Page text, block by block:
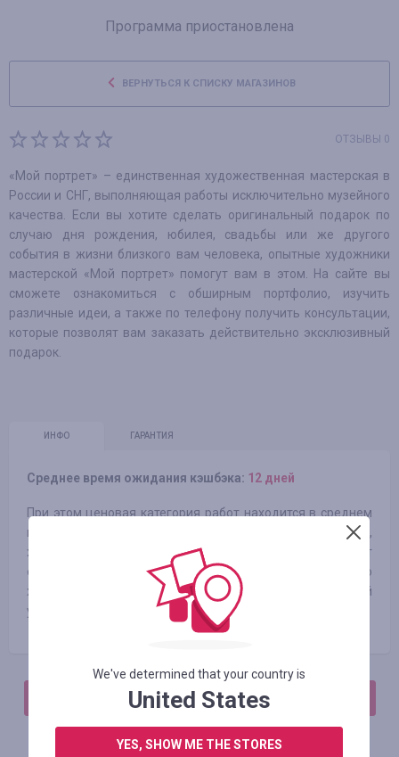
Программа приостановлена
ВЕРНУТЬСЯ К СПИСКУ МАГАЗИНОВ
ОТЗЫВЫ 0
«Мой портрет» – единственная художественная мастерская в
России и СНГ, выполняющая работы исключительно музейного
качества. Если вы хотите сделать оригинальный подарок по
случаю дня рождения, юбилея, свадьбы или же другого
события в жизни близкого вам человека, опытные художники
мастерской «Мой портрет» помогут вам в этом. На сайте вы
сможете ознакомиться с обширным портфолио, изучить
различные идеи, а также по телефону получить консультации,
которые позволят вам заказать действительно эксклюзивный
подарок.
ИНФО ГАРАНТИЯ
Среднее время ожидания кэшбэка: 12 дней
При этом ценовая категория работ находится в среднем
ценовом сегменте. Стаж каждого из иллюстраторов,
художников-графиков и живописцев - не менее 10 лет
ежедневного кропотливого труда. Общее количество
художественных работ, которые художники мастерской
успели создать за свои жизни - более 38 000.
АВТОРИЗИРУЙТЕСЬ, ЧТОБЫ ОСТАВИТЬ ОТЗЫВ
We've determined that your country is
United States
YES, SHOW ME THE STORES